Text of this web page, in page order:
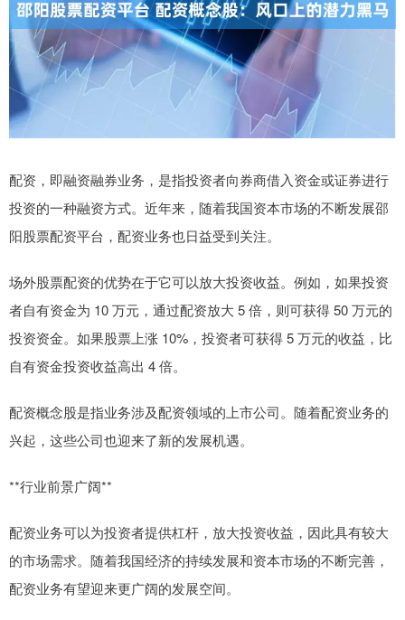
配资，即融资融券业务，是指投资者向券商借入资金或证券进行
投资的一种融资方式。近年来，随着我国资本市场的不断发展邵
阳股票配资平台，配资业务也日益受到关注。
场外股票配资的优势在于它可以放大投资收益。例如，如果投资
者自有资金为 10 万元，通过配资放大 5 倍，则可获得 50 万元的
投资资金。如果股票上涨 10%，投资者可获得 5 万元的收益，比
自有资金投资收益高出 4 倍。
配资概念股是指业务涉及配资领域的上市公司。随着配资业务的
兴起，这些公司也迎来了新的发展机遇。
**行业前景广阔**
配资业务可以为投资者提供杠杆，放大投资收益，因此具有较大
的市场需求。随着我国经济的持续发展和资本市场的不断完善，
配资业务有望迎来更广阔的发展空间。